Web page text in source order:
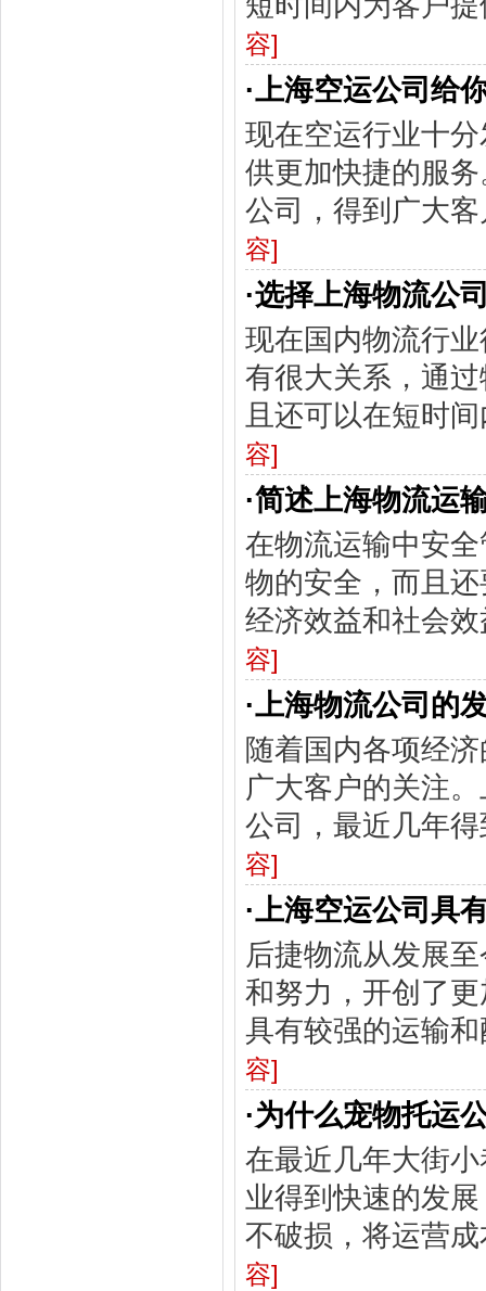
容]
·上海空运公司给
现在空运行业十
供更加快捷的服
公司，得到广大
容]
·选择上海物流公
现在国内物流行
有很大关系，通
且还可以在短时
容]
·简述上海物流运
在物流运输中安
物的安全，而且
经济效益和社会
容]
·上海物流公司的
随着国内各项经
广大客户的关注
公司，最近几年
容]
·上海空运公司具
后捷物流从发展
和努力，开创了
具有较强的运输
容]
·为什么宠物托运
在最近几年大街
业得到快速的发
不破损，将运营
容]